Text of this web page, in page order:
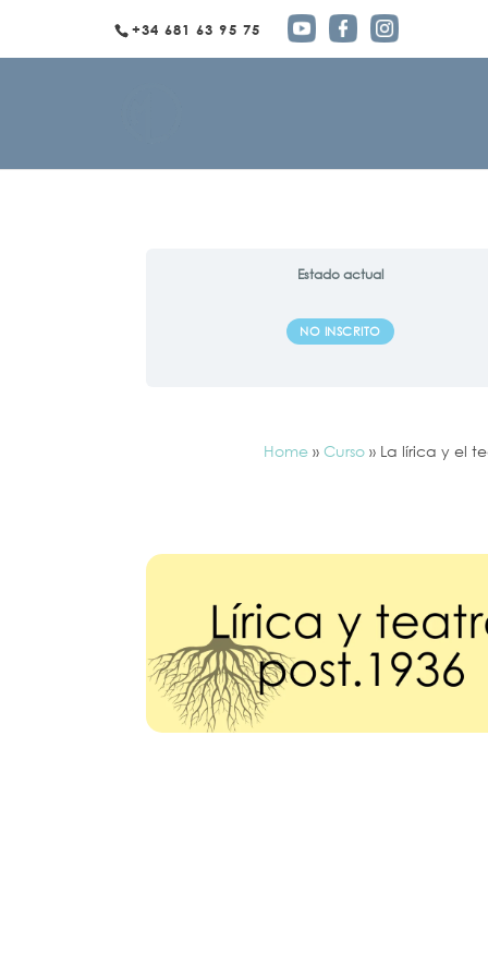
+34 681 63 95 75
Estado actual
NO INSCRITO
Home» Curso» La lírica y el